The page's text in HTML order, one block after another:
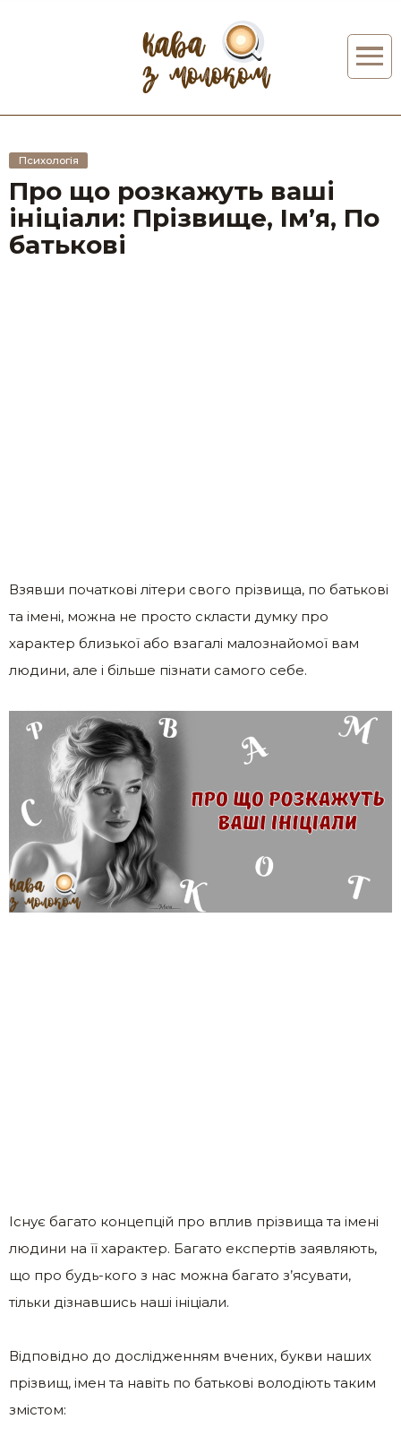
Психологія
Про що розкажуть ваші
ініціали: Прізвище, Ім’я, По
батькові
Взявши початкові літери свого прізвища, по батькові
та імені, можна не просто скласти думку про
характер близької або взагалі малознайомої вам
людини, але і більше пізнати самого себе.
Існує багато концепцій про вплив прізвища та імені
людини на її характер. Багато експертів заявляють,
що про будь-кого з нас можна багато з’ясувати,
тільки дізнавшись наші ініціали.
Відповідно до дослідженням вчених, букви наших
прізвищ, імен та навіть по батькові володіють таким
змістом: